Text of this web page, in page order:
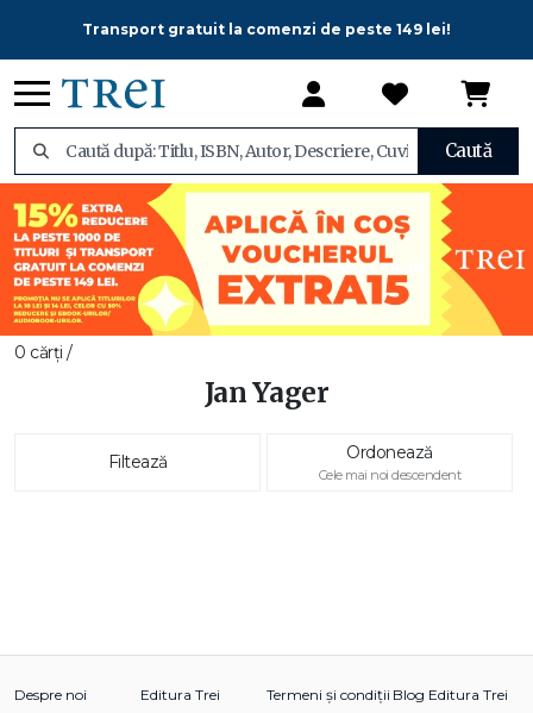
Transport gratuit la comenzi de peste 149 lei!
Caută
0 cărți /
Jan Yager
Filtează Ordonează
Cele mai noi descendent
Despre noi
Editura Trei
Termeni și condiții Blog Editura Trei